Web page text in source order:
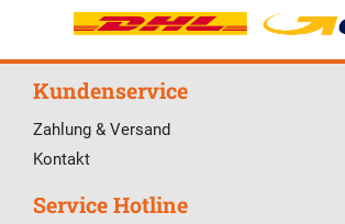
Kundenservice
Zahlung & Versand
Kontakt
Service Hotline